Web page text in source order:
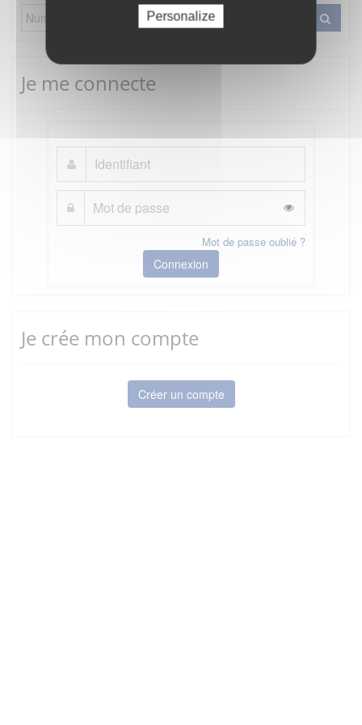
Personalize
Je me connecte
Mot de passe oublié ?
Connexion
Je crée mon compte
Créer un compte